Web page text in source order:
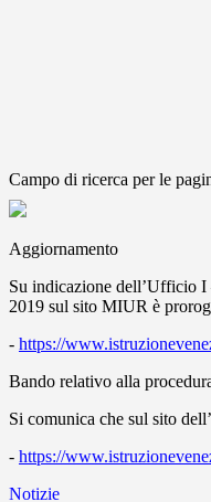
Campo di ricerca per le
Aggiornamento
Su indicazione dell’Ufficio
2019 sul sito MIUR è
- https://
Bando relativo alla
Si comunica che sul sito
- https://
Notizie